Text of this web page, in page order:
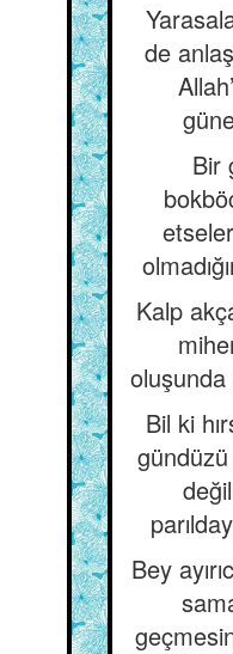
de
Bir
Kalp
oluşunda
Bil ki
Bey